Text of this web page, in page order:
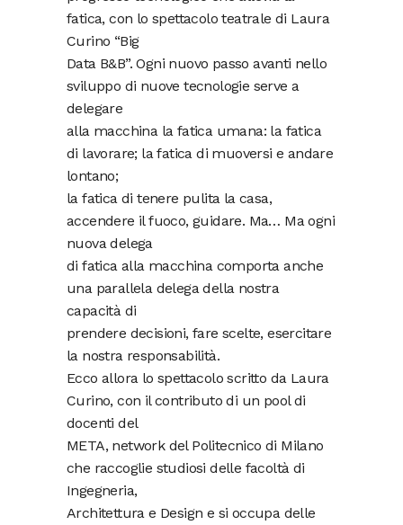
fatica, con lo spettacolo teatrale di Laura
Curino “Big
Data B&B”. Ogni nuovo passo avanti nello
sviluppo di nuove tecnologie serve a
delegare
alla macchina la fatica umana: la fatica
di lavorare; la fatica di muoversi e andare
lontano;
la fatica di tenere pulita la casa,
accendere il fuoco, guidare. Ma… Ma ogni
nuova delega
di fatica alla macchina comporta anche
una parallela delega della nostra
capacità di
prendere decisioni, fare scelte, esercitare
la nostra responsabilità.
Ecco allora lo spettacolo scritto da Laura
Curino, con il contributo di un pool di
docenti del
META, network del Politecnico di Milano
che raccoglie studiosi delle facoltà di
Ingegneria,
Architettura e Design e si occupa delle